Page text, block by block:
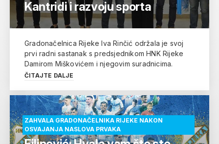
Kantridi i razvoju sporta
Gradonačelnica Rijeke Iva Rinčić održala je svoj
prvi radni sastanak s predsjednikom HNK Rijeke
Damirom Miškovićem i njegovim suradnicima.
ČITAJTE DALJE
ZAHVALA GRADONAČELNIKA RIJEKE NAKON
OSVAJANJA NASLOVA PRVAKA